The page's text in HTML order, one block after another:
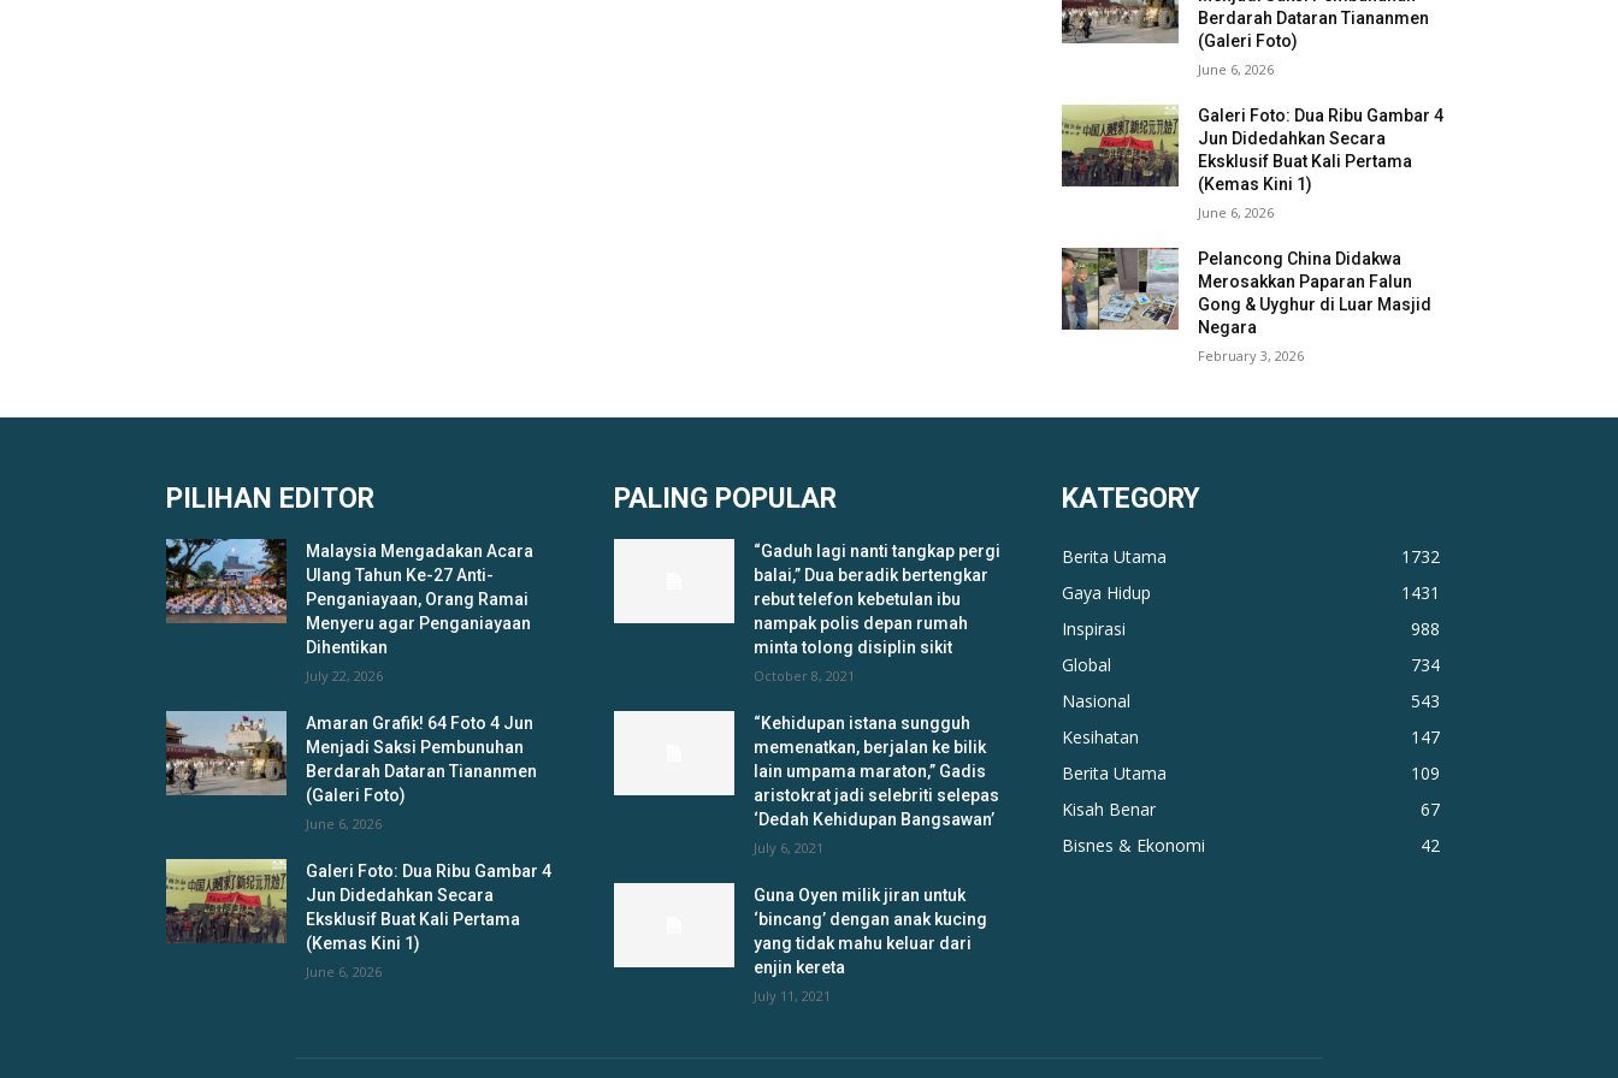
Berdarah Dataran Tiananmen
(Galeri Foto)
June 6, 2026
Galeri Foto: Dua Ribu Gambar 4
Jun Didedahkan Secara
Eksklusif Buat Kali Pertama
(Kemas Kini 1)
June 6, 2026
Pelancong China Didakwa
Merosakkan Paparan Falun
Gong & Uyghur di Luar Masjid
Negara
February 3, 2026
PILIHAN EDITOR
Malaysia Mengadakan Acara
Ulang Tahun Ke-27 Anti-
Penganiayaan, Orang Ramai
Menyeru agar Penganiayaan
Dihentikan
July 22, 2026
Amaran Grafik! 64 Foto 4 Jun
Menjadi Saksi Pembunuhan
Berdarah Dataran Tiananmen
(Galeri Foto)
June 6, 2026
Galeri Foto: Dua Ribu Gambar 4
Jun Didedahkan Secara
Eksklusif Buat Kali Pertama
(Kemas Kini 1)
June 6, 2026
PALING POPULAR
“Gaduh lagi nanti tangkap pergi
balai,” Dua beradik bertengkar
rebut telefon kebetulan ibu
nampak polis depan rumah
minta tolong disiplin sikit
October 8, 2021
“Kehidupan istana sungguh
memenatkan, berjalan ke bilik
lain umpama maraton,” Gadis
aristokrat jadi selebriti selepas
‘Dedah Kehidupan Bangsawan’
July 6, 2021
Guna Oyen milik jiran untuk
‘bincang’ dengan anak kucing
yang tidak mahu keluar dari
enjin kereta
July 11, 2021
KATEGORY
Berita Utama
1732
Gaya Hidup
1431
Inspirasi
988
Global
734
Nasional
543
Kesihatan
147
Berita Utama
109
Kisah Benar
67
Bisnes & Ekonomi
42